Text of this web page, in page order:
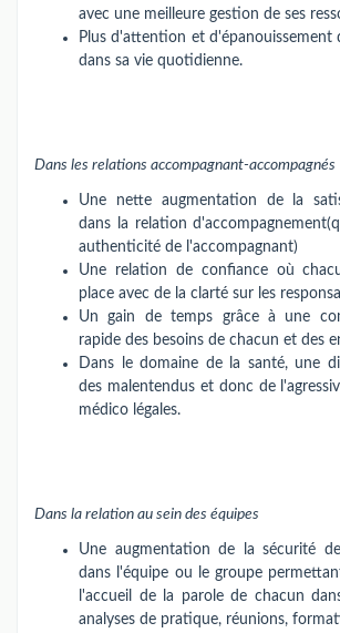
avec une meilleure gestion de ses
Plus d'attention et d'épanouissement
dans sa vie quotidienne.
Dans les relations accompagnant-accompagnés
Une nette augmentation de la
dans la relation
authenticité de l'accompagnant)
Une relation de confiance où
place avec de la clarté sur les
Un gain de temps grâce à une
rapide des besoins de chacun et des
Dans le domaine de la santé, une
des malentendus et donc de
médico légales.
Dans la relation au sein des équipes
Une augmentation de la sécurité
dans l'équipe ou le groupe
l'accueil de la parole de chacun
analyses de pratique, réunions,